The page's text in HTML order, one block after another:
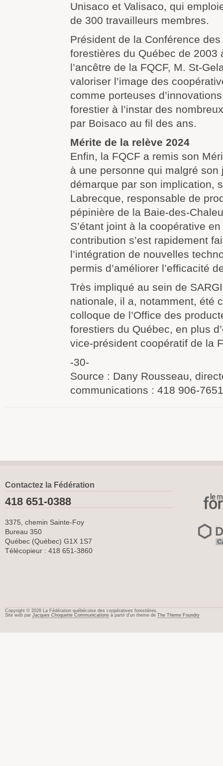
Unisaco et Valisaco, qui
de 300 travailleurs membres.
Président de la Conférence
forestières du Québec de 2003
l’ancêtre de la FQCF, M. St-
valoriser l’image des
comme porteuses
forestier à l’instar des
par Boisaco au fil des ans.
Mérite de la relève 2024
Enfin, la FQCF a remis son
à une personne qui malgré son
démarque par son implication,
Labrecque, responsable de
pépinière de la Baie-des-
S’étant joint à la coopérative
contribution s’est rapidement
l’intégration de nouvelles
permis d’améliorer l’efficacité
Très impliqué au sein de
nationale, il a, notamment, été
colloque de l’Office des
forestiers du Québec, en plus
vice-président coopératif de la
-30-
Source : Dany Rousseau,
communications : 418 906-7651
Contactez la Fédération
418 651-0388
3375, chemin Sainte-Foy
Bureau 350
Québec (Québec) G1X 1S7
Télécopieur : 418 651-3860
Copyright © 2026 La Fédération québécoise des coopératives forestières.
Site web par Jacques Choquette Communications à partir d’un theme de The Theme Foundry